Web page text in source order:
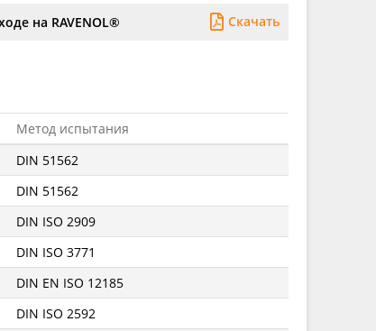
на RAVENOL® Скачать
Метод испытания
DIN 51562
DIN 51562
DIN ISO 2909
DIN ISO 3771
DIN EN ISO 12185
DIN ISO 2592